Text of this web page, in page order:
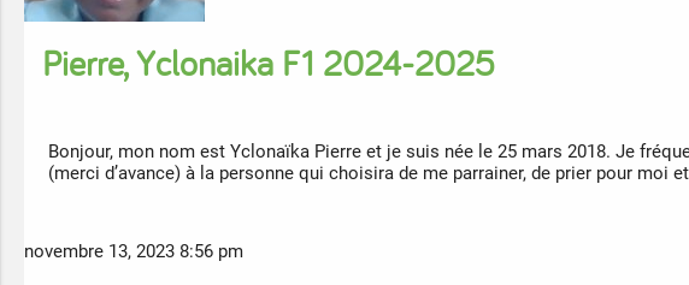
Pierre, Yclonaika F1 2024-2025
Bonjour, mon nom est Yclonaïka Pierre et je suis née le 25 mars 2018. Je
(merci d’avance) à la personne qui choisira de me parrainer, de prier pour moi
novembre 13, 2023 8:56 pm